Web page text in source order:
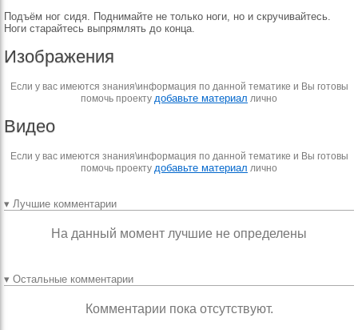
Подъём ног сидя. Поднимайте не только ноги, но и скручивайтесь.
Ноги старайтесь выпрямлять до конца.
Изображения
Если у вас имеются знания\информация по данной тематике и Вы готовы
помочь проекту добавьте материал лично
Видео
Если у вас имеются знания\информация по данной тематике и Вы готовы
помочь проекту добавьте материал лично
▾ Лучшие комментарии
На данный момент лучшие не определены
▾ Остальные комментарии
Комментарии пока отсутствуют.